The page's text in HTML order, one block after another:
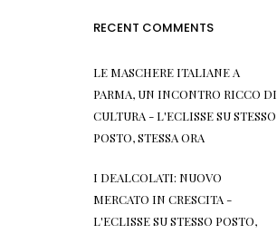
RECENT COMMENTS
LE MASCHERE ITALIANE A
PARMA, UN INCONTRO RICCO DI
CULTURA - L'ECLISSESUSTESSO
POSTO, STESSA ORA
I DEALCOLATI: NUOVO
MERCATO IN CRESCITA -
L'ECLISSESUSTESSO POSTO,